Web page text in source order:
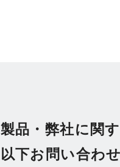
製品・弊社に関
以下お問い合わ